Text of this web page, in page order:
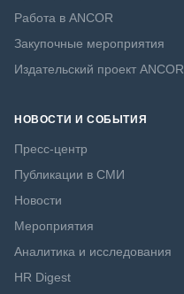
Работа в ANCOR
Закупочные мероприятия
Издательский проект ANCOR
НОВОСТИ И СОБЫТИЯ
Пресс-центр
Публикации в СМИ
Новости
Мероприятия
Аналитика и исследования
HR Digest